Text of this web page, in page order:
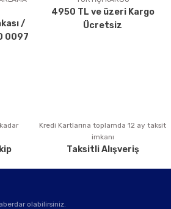
bulunuyor.
daha pahalı.
alternatifler olmalı.
Gönder
/
0097
4950 TL ve üzeri Kargo
Ücretsiz
Kredi Kartlarına toplamda 12 ay taksit
imkanı
Taksitli Alışveriş
olabilirsiniz.